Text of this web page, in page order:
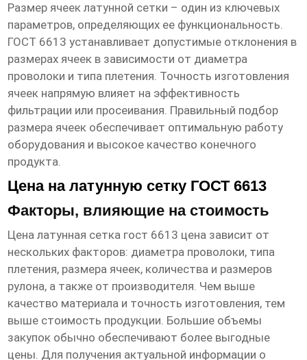
Размер ячеек латунной сетки – один из ключевых
параметров, определяющих ее функциональность.
ГОСТ 6613 устанавливает допустимые отклонения в
размерах ячеек в зависимости от диаметра
проволоки и типа плетения. Точность изготовления
ячеек напрямую влияет на эффективность
фильтрации или просеивания. Правильный подбор
размера ячеек обеспечивает оптимальную работу
оборудования и высокое качество конечного
продукта.
Цена на латунную сетку ГОСТ 6613
Факторы, влияющие на стоимость
Ценалатунная сетка гост 6613 цена зависит от
нескольких факторов: диаметра проволоки, типа
плетения, размера ячеек, количества и размеров
рулона, а также от производителя. Чем выше
качество материала и точность изготовления, тем
выше стоимость продукции. Большие объемы
закупок обычно обеспечивают более выгодные
цены. Для получения актуальной информации о